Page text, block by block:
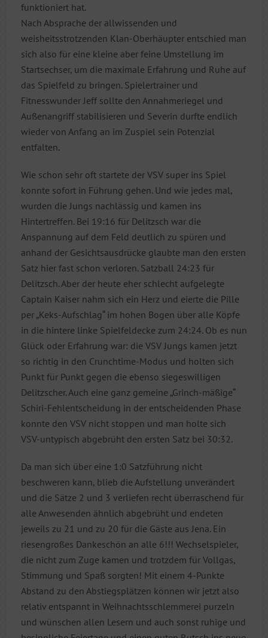
funktioniert hat.
Nach Absprache der allwissenden und
weisheitsstrotzenden Klan-Oberhäupter entschied man
sich also für eine kleine aber feine Umstellung im
Startsechser, um die maximale Erfahrung und Ruhe auf
das Spielfeld zu bringen. Spielertrainer und
Fitnesswunder Jeff sollte den Annahmeriegel und
Außenangriff stabilisieren und Severin durfte endlich
wieder von Anfang an im Zuspiel sein Potenzial
entfalten.
Wie schon sehr oft startete der VSV super ins Spiel
konnte sofort in Führung gehen. Und wie jedes mal,
wurden die Jungs nachlässig und kamen ins
Hintertreffen. Bei 19:16 für Delitzsch war die
Anspannung auf dem Feld deutlich zu spüren und
anhand der Gesichtsausdrücke glaubte man den ersten
Satz hier fast schon verloren. Satzball 24:23 für
Delitzsch. Aber der heute eher schlecht aufgelegte
Captain Kaiser nahm sich ein Herz und eierte die Pille
per „Keks-Aufschlag“ im hohen Bogen über alle Köpfe
in die hintere linke Spielfeldecke zum 24:24. Ob es nun
Glück oder Erfahrung war: die VSV Jungs kamen jetzt
so richtig in den Crunchtime-Modus und holten sich
Punkt für Punkt gegen die ebenso siegeswilligen
Delitzscher. Auch eine ganz gemeine „Grinch-mäßige“
Schiri-Fehlentscheidung in der entscheidenden Phase
konnte den VSV nicht stoppen und man holte sich
VSV-untypisch abgebrüht den ersten Satz bei 30:32.
Da man sich über eine 1:0 Satzführung nicht
beschweren kann, blieb die Aufstellung unverändert
und die Sätze 2 und 3 verliefen recht überraschend für
alle Anwesenden ähnlich abgebrüht und endeten
jeweils zu 21 und zu 20 für die Gäste aus Jena. Ein
riesengroßes Dankeschön an alle 6!!! Wechselspieler,
die nicht zum Zuge kamen und trotzdem für Vollgas,
Stimmung und Spaß sorgten! Mit einem 4-Punkte
Abstand zu den Abstiegsplätzen können wir jetzt also
relativ entspannt in Weihnachtsschlemmerei purzeln
und wünschen allen Lesern und auch sonst ruhige und